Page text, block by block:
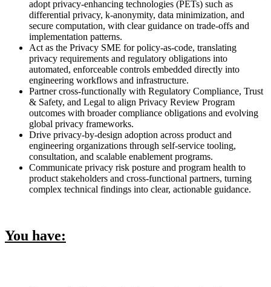
adopt privacy-enhancing technologies (PETs) such as
differential privacy, k-anonymity, data minimization, and
secure computation, with clear guidance on trade-offs and
implementation patterns.
Act as the Privacy SME for policy-as-code, translating
privacy requirements and regulatory obligations into
automated, enforceable controls embedded directly into
engineering workflows and infrastructure.
Partner cross-functionally with Regulatory Compliance, Trust
& Safety, and Legal to align Privacy Review Program
outcomes with broader compliance obligations and evolving
global privacy frameworks.
Drive privacy-by-design adoption across product and
engineering organizations through self-service tooling,
consultation, and scalable enablement programs.
Communicate privacy risk posture and program health to
product stakeholders and cross-functional partners, turning
complex technical findings into clear, actionable guidance.
You have: